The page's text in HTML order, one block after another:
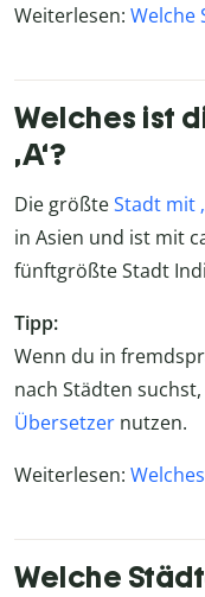
Weiterlesen: Welche
Welches ist
‚A‘?
Die größteStadt mit
in Asien und ist mit
fünftgrößte Stadt
Tipp:
Wenn du in
nach Städten
Übersetzer nutzen.
Weiterlesen:
Welche